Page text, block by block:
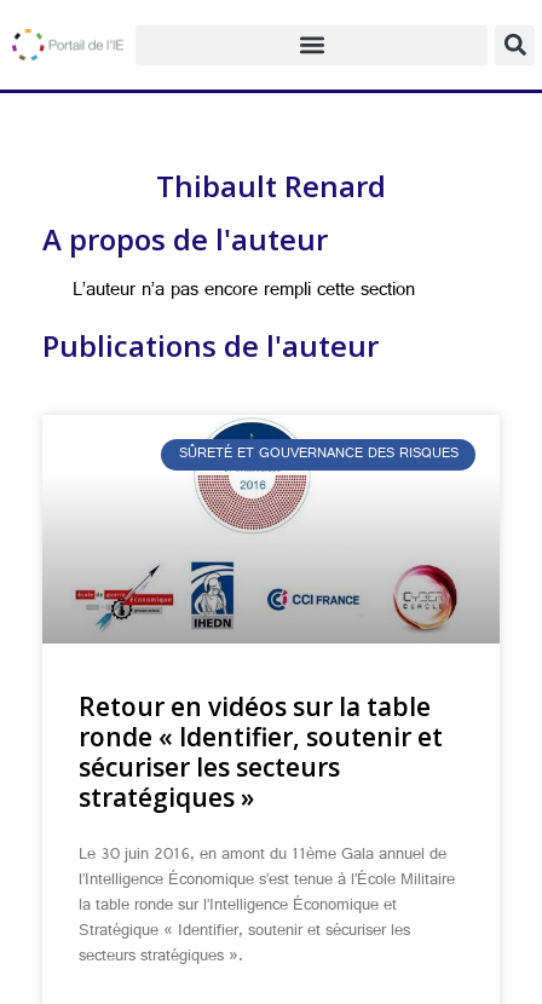
Thibault Renard
A propos de l'auteur
L’auteur n’a pas encore rempli cette section
Publications de l'auteur
SÛRETÉ ET GOUVERNANCE DES RISQUES
Retour en vidéos sur la table
ronde « Identifier, soutenir et
sécuriser les secteurs
stratégiques »
Le 30 juin 2016, en amont du 11ème Gala annuel de
l’Intelligence Économique s’est tenue à l’École Militaire
la table ronde sur l’Intelligence Économique et
Stratégique « Identifier, soutenir et sécuriser les
secteurs stratégiques ».